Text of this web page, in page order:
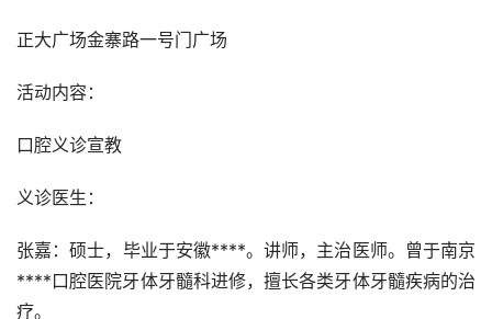
正大广场金寨路一号门广场
活动内容：
口腔义诊宣教
义诊医生：
张嘉：硕士，毕业于安徽****。讲师，主治医师。曾于南京
****口腔医院牙体牙髓科进修，擅长各类牙体牙髓疾病的治
疗。